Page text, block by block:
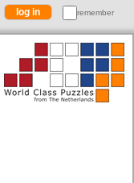
remember